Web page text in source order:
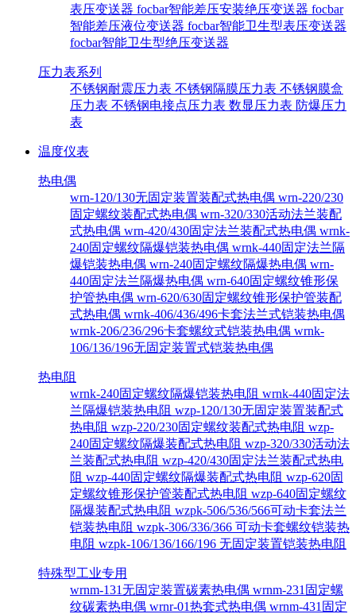
表压变送器 focbar智能差压安装绝压变送器 focbar
智能差压液位变送器 focbar智能卫生型表压变送器
focbar智能卫生型绝压变送器
压力表系列
不锈钢耐震压力表 不锈钢隔膜压力表 不锈钢膜盒
压力表 不锈钢电接点压力表 数显压力表 防爆压力
表
温度仪表
热电偶
wrn-120/130无固定装置装配式热电偶 wrn-220/230
固定螺纹装配式热电偶 wrn-320/330活动法兰装配
式热电偶 wrn-420/430固定法兰装配式热电偶 wrnk-
240固定螺纹隔爆铠装热电偶 wrnk-440固定法兰隔
爆铠装热电偶 wrn-240固定螺纹隔爆热电偶 wrn-
440固定法兰隔爆热电偶 wrn-640固定螺纹锥形保
护管热电偶 wrn-620/630固定螺纹锥形保护管装配
式热电偶 wrnk-406/436/496卡套法兰式铠装热电偶
wrnk-206/236/296卡套螺纹式铠装热电偶 wrnk-
106/136/196无固定装置式铠装热电偶
热电阻
wrnk-240固定螺纹隔爆铠装热电阻 wrnk-440固定法
兰隔爆铠装热电阻 wzp-120/130无固定装置装配式
热电阻 wzp-220/230固定螺纹装配式热电阻 wzp-
240固定螺纹隔爆装配式热电阻 wzp-320/330活动法
兰装配式热电阻 wzp-420/430固定法兰装配式热电
阻 wzp-440固定螺纹隔爆装配式热电阻 wzp-620固
定螺纹锥形保护管装配式热电阻 wzp-640固定螺纹
隔爆装配式热电阻 wzpk-506/536/566可动卡套法兰
铠装热电阻 wzpk-306/336/366 可动卡套螺纹铠装热
电阻 wzpk-106/136/166/196 无固定装置铠装热电阻
特殊型工业专用
wrnm-131无固定装置碳素热电偶 wrnm-231固定螺
纹碳素热电偶 wrnr-01热套式热电偶 wrnm-431固定